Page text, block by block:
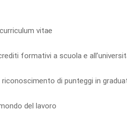
vitae
formativi a scuola e
di punteggi in
del lavoro